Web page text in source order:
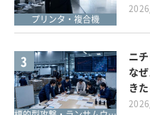
プリンタ・複合機
3
ニ
な
き